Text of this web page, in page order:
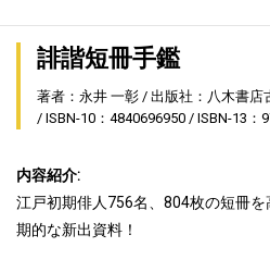
誹諧短冊手鑑
著者：永井 一彰 出版社：八木書店
ISBN-10：4840696950
ISBN-13：
内容紹介:
江戸初期俳人756名、804枚の短冊
期的な新出資料！